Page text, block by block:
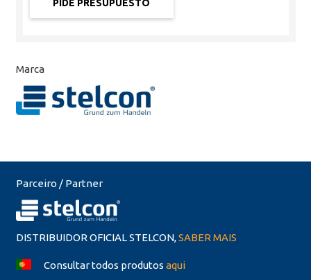
Marca
Parceiro / Partner
DISTRIBUIDOR OFICIAL STELCON,SABER MAIS
Consultar todos produtos aqui